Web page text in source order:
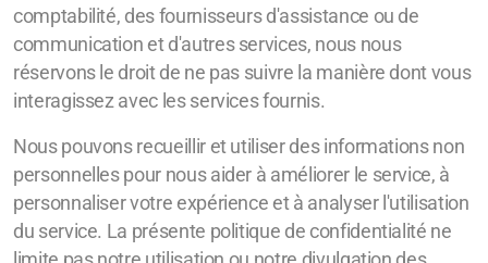
comptabilité, des fournisseurs d'assistance ou de
communication et d'autres services, nous nous
réservons le droit de ne pas suivre la manière dont vous
interagissez avec les services fournis.
Nous pouvons recueillir et utiliser des informations non
personnelles pour nous aider à améliorer le service, à
personnaliser votre expérience et à analyser l'utilisation
du service. La présente politique de confidentialité ne